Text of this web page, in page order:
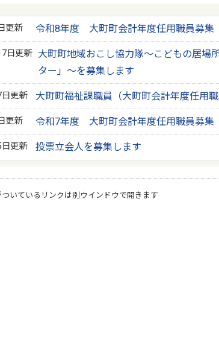
更新 令和8年度 大町町会計年度任用職員募集
日更新
大町町地域おこし協力隊～こどもの居場
ター」～を募集します
更新 大町町福祉課職員（大町町会計年度任用
更新 令和7年度 大町町会計年度任用職員募集
更新 投票立会人を募集します
ついているリンクは別ウインドウで開きます